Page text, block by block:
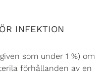
INFEKTION
som under 1 %) om
förhållanden av en